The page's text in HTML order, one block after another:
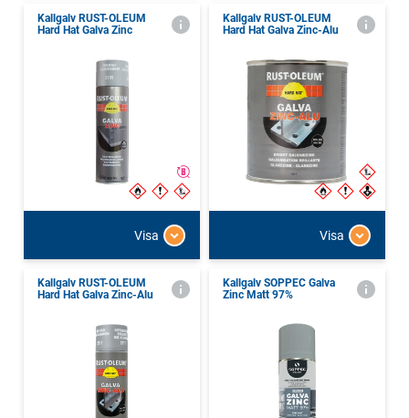
Kallgalv RUST-OLEUM
Hard Hat Galva Zinc
Visa
Kallgalv RUST-OLEUM
Hard Hat Galva Zinc-Alu
Visa
Kallgalv RUST-OLEUM
Hard Hat Galva Zinc-Alu
Kallgalv SOPPEC Galva
Zinc Matt 97%